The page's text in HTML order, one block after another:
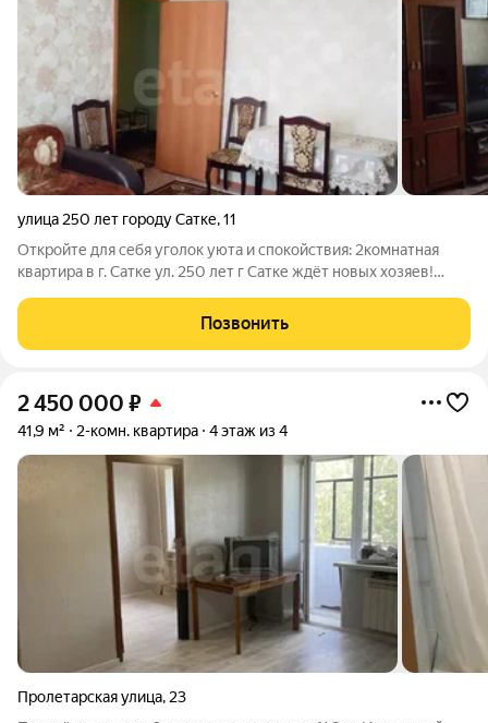
улица 250 лет городу Сатке,11
Откройте для себя уголок уюта и спокойствия: 2комнатная
квартира в г. Сатке ул. 250 лет г Сатке ждёт новых хозяев!
не угловая, с изолированными комнатами. Частично остаётся
мебель, что облегчит
Позвонить
2 450 000 ₽
41,9 м² 2-комн. квартира 4 этаж из 4
Пролетарская улица, 23